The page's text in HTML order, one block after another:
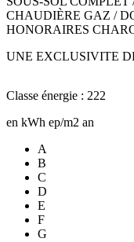
CHAUDIÈRE GAZ /
HONORAIRES
UNE EXCLUSIVITE
Classe énergie : 222
en kWh ep/m2 an
A
B
C
D
E
F
G